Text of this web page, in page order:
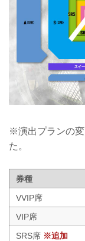
※演出プランの
た。
券種
VVIP席
VIP席
SRS席 ※追加